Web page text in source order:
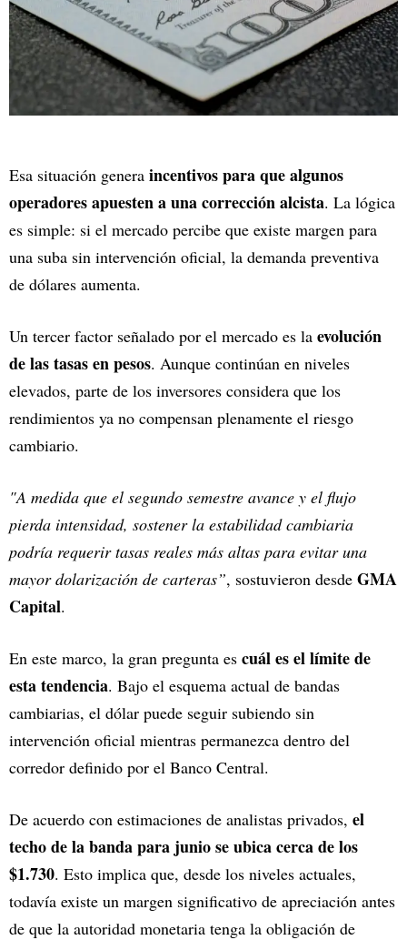
Esa situación genera incentivos para que algunos
operadores apuesten a una corrección alcista. La lógica
es simple: si el mercado percibe que existe margen para
una suba sin intervención oficial, la demanda preventiva
de dólares aumenta.
Un tercer factor señalado por el mercado es la evolución
de las tasas en pesos. Aunque continúan en niveles
elevados, parte de los inversores considera que los
rendimientos ya no compensan plenamente el riesgo
cambiario.
"A medida que el segundo semestre avance y el flujo
pierda intensidad, sostener la estabilidad cambiaria
podría requerir tasas reales más altas para evitar una
mayor dolarización de carteras”, sostuvieron desde GMA
Capital.
En este marco, la gran pregunta es cuál es el límite de
esta tendencia. Bajo el esquema actual de bandas
cambiarias, el dólar puede seguir subiendo sin
intervención oficial mientras permanezca dentro del
corredor definido por el Banco Central.
De acuerdo con estimaciones de analistas privados, el
techo de la banda para junio se ubica cerca de los
$1.730. Esto implica que, desde los niveles actuales,
todavía existe un margen significativo de apreciación antes
de que la autoridad monetaria tenga la obligación de